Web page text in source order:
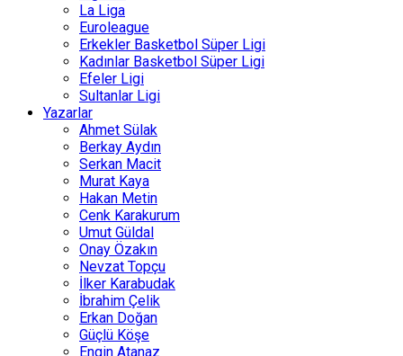
La Liga
Euroleague
Erkekler Basketbol Süper Ligi
Kadınlar Basketbol Süper Ligi
Efeler Ligi
Sultanlar Ligi
Yazarlar
Ahmet Sülak
Berkay Aydın
Serkan Macit
Murat Kaya
Hakan Metin
Cenk Karakurum
Umut Güldal
Onay Özakın
Nevzat Topçu
İlker Karabudak
İbrahim Çelik
Erkan Doğan
Güçlü Köşe
Engin Atanaz